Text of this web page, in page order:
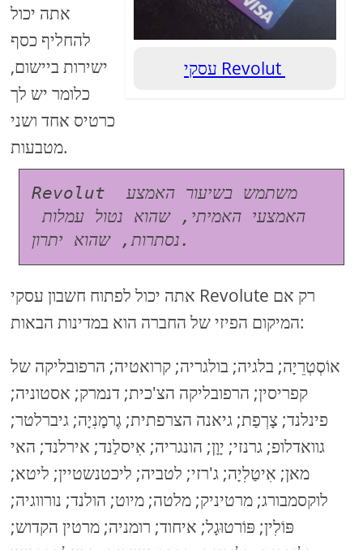
עסקי Revolut
אתה יכול
להחליף כסף
ישירות ביישום,
כלומר יש לך
כרטיס אחד ושני
מטבעות.
Revolut משתמש בשיעור האמצע
האמצעי האמיתי, שהוא נטול עמלות
נסתרות, שהוא יתרון.
אתה יכול לפתוח חשבון עסקי Revolute רק אם
המיקום הפיזי של החברה הוא במדינות הבאות:
אוֹסְטְרֵיָה; בלגיה; בולגריה; קרואטיה; הרפובליקה של
קפריסין; הרפובליקה הצ'כית; דנמרק; אסטוניה;
פינלנד; צָרְפַת; גיאנה הצרפתית; גֶרמָנִיָה; גיברלטר;
גוואדלופ; גרנזי; יָוָן; הונגריה; אִיסלַנד; אירלנד; האי
מאן; אִיטַלִיָה; ג'רזי; לטביה; ליכטנשטיין; ליטא;
לוקסמבורג; מרטיניק; מלטה; מיוט; הולנד; נורווגיה;
פּוֹלִין; פּוֹרטוּגָל; איחוד; רומניה; מרטין הקדוש;